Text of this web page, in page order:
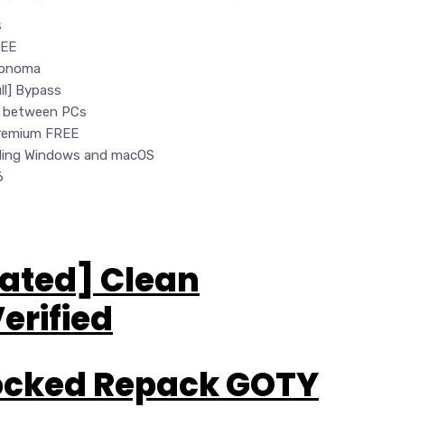
Bypass
PCs
FREE
Windows and macOS
Clean
Repack GOTY